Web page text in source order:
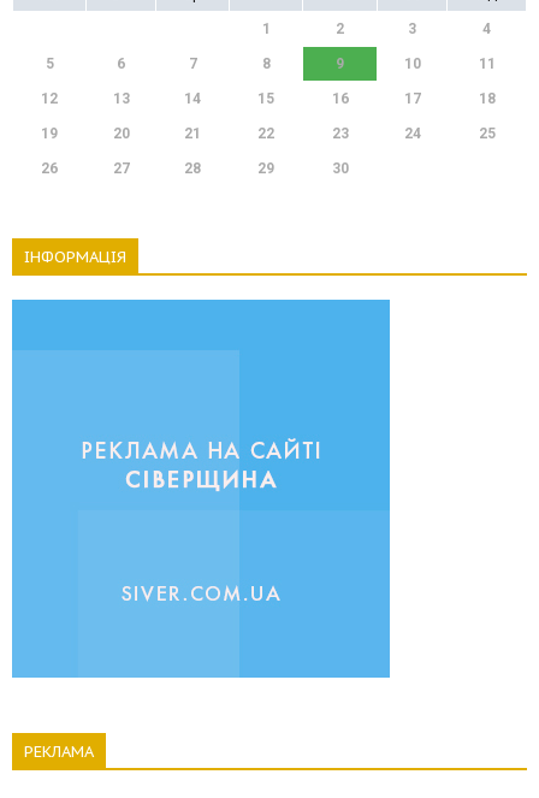
1 2 3 4
5 6 7 8 9 10 11
12 13 14 15 16 17 18
19 20 21 22 23 24 25
26 27 28 29 30
ІНФОРМАЦІЯ
РЕКЛАМА